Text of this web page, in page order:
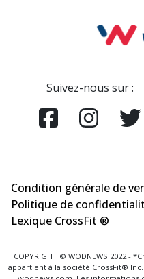
Suivez-nous sur :
Condition générale de
Politique de
Lexique CrossFit ®
COPYRIGHT © WODNEWS 2022 -
appartient à la société CrossFit®